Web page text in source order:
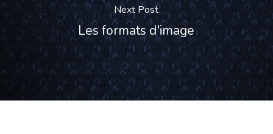
Next Post
Les formats d'image